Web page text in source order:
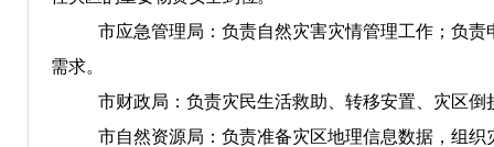
市应急管理局：负责自然灾害灾情管理工作；负
需求。
市财政局：负责灾民生活救助、转移安置、灾区
市自然资源局：负责准备灾区地理信息数据，组